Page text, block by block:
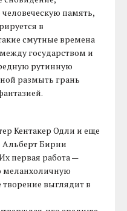
память,
в
смутные времена
государством и
рутинную
размыть грань
Кентакер Одли и еще
Бирни
первая работа —
меланхоличную
выглядит в